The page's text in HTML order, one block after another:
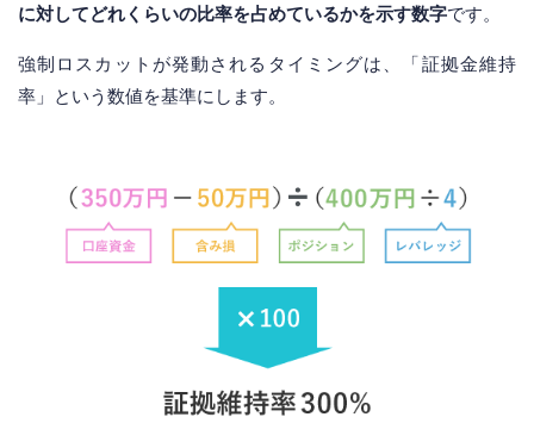
に対してどれくらいの比率を占めているかを示す数字です。
強制ロスカットが発動されるタイミングは、「証拠金維持
率」という数値を基準にします。